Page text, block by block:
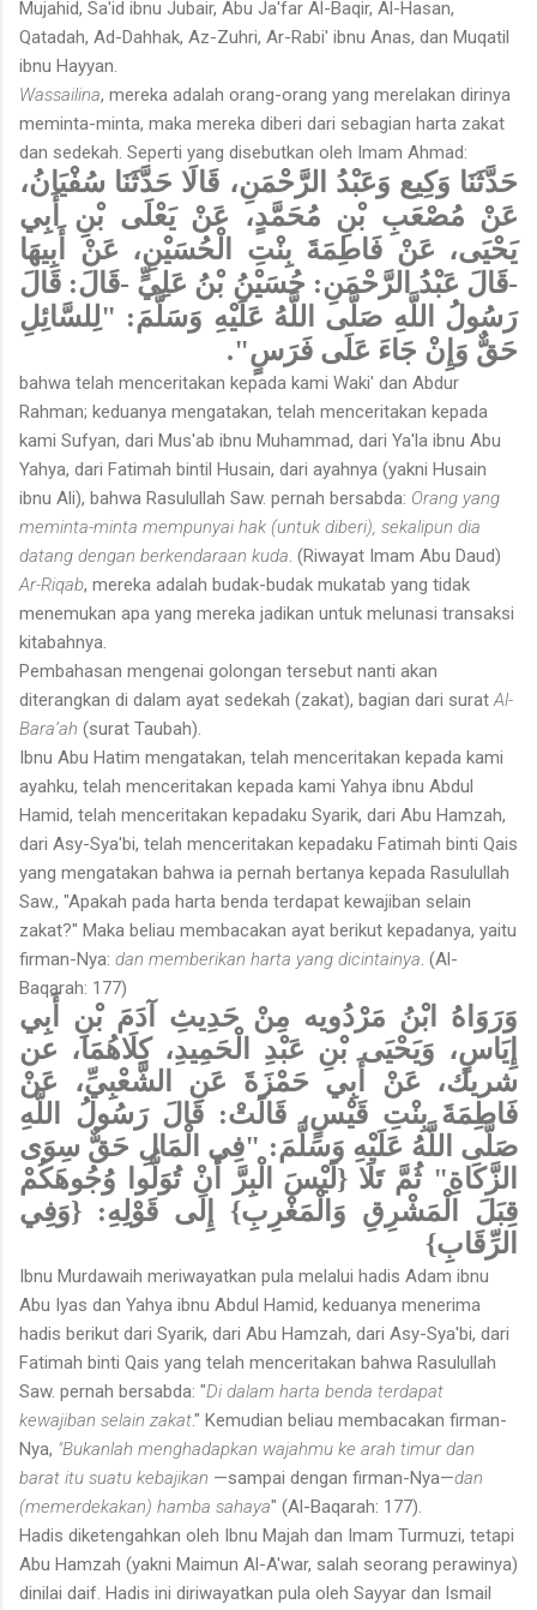
Mujahid, Sa'id ibnu Jubair, Abu Ja'far Al-Baqir, Al-Hasan,
Qatadah, Ad-Dahhak, Az-Zuhri, Ar-Rabi' ibnu Anas, dan Muqatil
ibnu Hayyan.
Wassailina, mereka adalah orang-orang yang merelakan dirinya
meminta-minta, maka mereka diberi dari sebagian harta zakat
dan sedekah. Seperti yang disebutkan oleh Imam Ahmad:
حَدَّثَنَا وَكِيع وَعَبْدُ الرَّحْمَنِ، قَالَا حَدَّثَنَا سُفْيَانُ،
عَنْ مُصْعَبِ بْنِ مُحَمَّدٍ، عَنْ يَعْلَى بْنِ أَبِي
يَحْيَى، عَنْ فَاطِمَةَ بِنْتِ الْحُسَيْنِ، عَنْ أَبِيهَا
-قَالَ عَبْدُ الرَّحْمَنِ: حُسَيْنُ بْنُ عَلِيٍّ -قَالَ: قَالَ
رَسُولُ اللَّهِ صَلَّى اللَّهُ عَلَيْهِ وَسَلَّمَ: "لِلسَّائِلِ
حَقٌّ وَإِنْ جَاءَ عَلَى فَرَسٍ".
bahwa telah menceritakan kepada kami Waki' dan Abdur
Rahman; keduanya mengatakan, telah menceritakan kepada
kami Sufyan, dari Mus'ab ibnu Muhammad, dari Ya'la ibnu Abu
Yahya, dari Fatimah bintil Husain, dari ayahnya (yakni Husain
ibnu Ali), bahwa Rasulullah Saw. pernah bersabda: Orang yang
meminta-minta mempunyai hak (untuk diberi), sekalipun dia
datang dengan berkendaraan kuda . (Riwayat Imam Abu Daud)
Ar-Riqab, mereka adalah budak-budak mukatab yang tidak
menemukan apa yang mereka jadikan untuk melunasi transaksi
kitabahnya.
Pembahasan mengenai golongan tersebut nanti akan
diterangkan di dalam ayat sedekah (zakat), bagian dari surat Al-
Bara’ah (surat Taubah).
Ibnu Abu Hatim mengatakan, telah menceritakan kepada kami
ayahku, telah menceritakan kepada kami Yahya ibnu Abdul
Hamid, telah menceritakan kepadaku Syarik, dari Abu Hamzah,
dari Asy-Sya'bi, telah menceritakan kepadaku Fatimah binti Qais
yang mengatakan bahwa ia pernah bertanya kepada Rasulullah
Saw., "Apakah pada harta benda terdapat kewajiban selain
zakat?" Maka beliau membacakan ayat berikut kepadanya, yaitu
firman-Nya: dan memberikan harta yang dicintainya . (Al-
Baqarah: 177)
وَرَوَاهُ ابْنُ مَرْدُويه مِنْ حَدِيثِ آدَمَ بْنِ أَبِي
إِيَاسٍ، وَيَحْيَى بْنِ عَبْدِ الْحَمِيدِ، كِلَاهُمَا، عن
شريك،
عَنْ أَبِي حَمْزَةَ عَنِ الشَّعْبِيِّ، عَنْ
فَاطِمَةَ بِنْتِ قَيْسٍ، قَالَتْ: قَالَ رَسُولُ اللَّهِ
صَلَّى اللَّهُ عَلَيْهِ وَسَلَّمَ: "فِي الْمَالِ حَقٌّ سِوَى
الزَّكَاةِ" ثُمَّ تَلَا {لَيْسَ الْبِرَّ أَنْ تُوَلُّوا وُجُوهَكُمْ
قِبَلَ الْمَشْرِقِ وَالْمَغْرِبِ} إِلَى قَوْلِهِ: {وَفِي
الرِّقَابِ}
Ibnu Murdawaih meriwayatkan pula melalui hadis Adam ibnu
Abu Iyas dan Yahya ibnu Abdul Hamid, keduanya menerima
hadis berikut dari Syarik, dari Abu Hamzah, dari Asy-Sya'bi, dari
Fatimah binti Qais yang telah menceritakan bahwa Rasulullah
Saw. pernah bersabda: "Di dalam harta benda terdapat
kewajiban selain zakat." Kemudian beliau membacakan firman-
Nya, "Bukanlah menghadapkan wajahmu ke arah timur dan
barat itu suatu kebajikan —sampai dengan firman-Nya—dan
(memerdekakan) hamba sahaya" (Al-Baqarah: 177).
Hadis diketengahkan oleh Ibnu Majah dan Imam Turmuzi, tetapi
Abu Hamzah (yakni Maimun Al-A'war, salah seorang perawinya)
dinilai daif. Hadis ini diriwayatkan pula oleh Sayyar dan Ismail